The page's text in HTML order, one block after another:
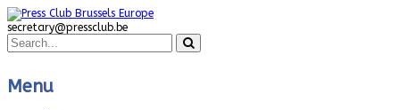
secretary@pressclub.be
Menu